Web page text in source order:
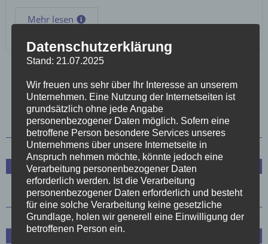
Mehr lesen
1 2 3 4 5 6 7 8
Trainerstab
Spielplan und Tabelle
Datenschutzerklärung
Stand: 21.07.2025
Wir freuen uns sehr über Ihr Interesse an unserem
Unternehmen. Eine Nutzung der Internetseiten ist
grundsätzlich ohne jede Angabe
personenbezogener Daten möglich. Sofern eine
betroffene Person besondere Services unseres
Unternehmens über unsere Internetseite in
Anspruch nehmen möchte, könnte jedoch eine
Verarbeitung personenbezogener Daten
erforderlich werden. Ist die Verarbeitung
personenbezogener Daten erforderlich und besteht
für eine solche Verarbeitung keine gesetzliche
Grundlage, holen wir generell eine Einwilligung der
betroffenen Person ein.